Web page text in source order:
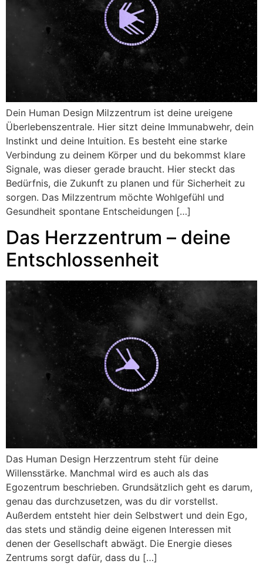
Dein Human Design Milzzentrum ist deine ureigene
Überlebenszentrale. Hier sitzt deine Immunabwehr, dein
Instinkt und deine Intuition. Es besteht eine starke
Verbindung zu deinem Körper und du bekommst klare
Signale, was dieser gerade braucht. Hier steckt das
Bedürfnis, die Zukunft zu planen und für Sicherheit zu
sorgen. Das Milzzentrum möchte Wohlgefühl und
Gesundheit spontane Entscheidungen […]
Das Herzzentrum – deine
Entschlossenheit
Das Human Design Herzzentrum steht für deine
Willensstärke. Manchmal wird es auch als das
Egozentrum beschrieben. Grundsätzlich geht es darum,
genau das durchzusetzen, was du dir vorstellst.
Außerdem entsteht hier dein Selbstwert und dein Ego,
das stets und ständig deine eigenen Interessen mit
denen der Gesellschaft abwägt. Die Energie dieses
Zentrums sorgt dafür, dass du […]